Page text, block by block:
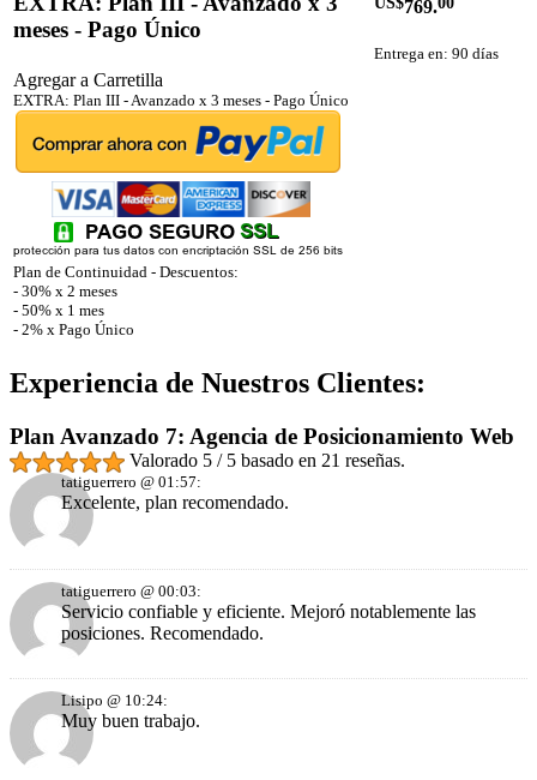
meses - Pago Único
769.
Entrega en: 90 días
Agregar a Carretilla
EXTRA: Plan III - Avanzado x 3 meses - Pago Único
Plan de Continuidad - Descuentos:
- 30% x 2 meses
- 50% x 1 mes
- 2% x Pago Único
Experiencia de Nuestros Clientes:
Plan Avanzado 7: Agencia de Posicionamiento Web
Valorado 5 / 5 basado en 21 reseñas.
tatiguerrero @ 01:57:
Excelente, plan recomendado.
tatiguerrero @ 00:03:
Servicio confiable y eficiente. Mejoró notablemente las
posiciones. Recomendado.
Lisipo @ 10:24:
Muy buen trabajo.